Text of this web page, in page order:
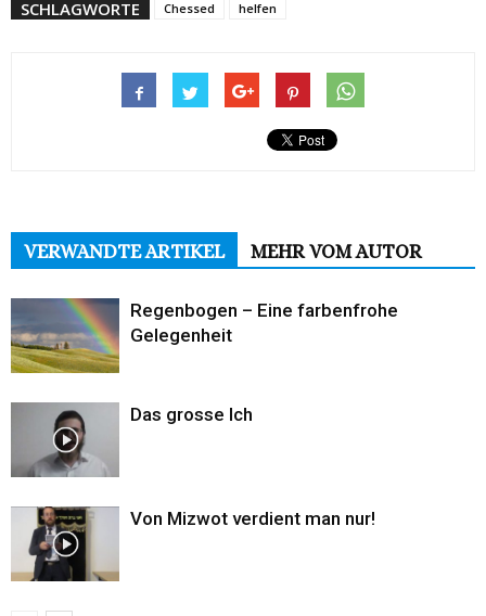
SCHLAGWORTE Chessed helfen
VERWANDTE ARTIKEL MEHR VOM AUTOR
Regenbogen – Eine farbenfrohe
Gelegenheit
Das grosse Ich
Von Mizwot verdient man nur!